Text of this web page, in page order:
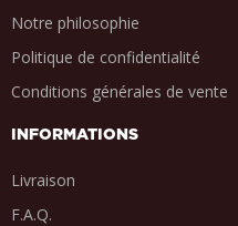
Notre philosophie
Politique de confidentialité
Conditions générales de vente
INFORMATIONS
Livraison
F.A.Q.